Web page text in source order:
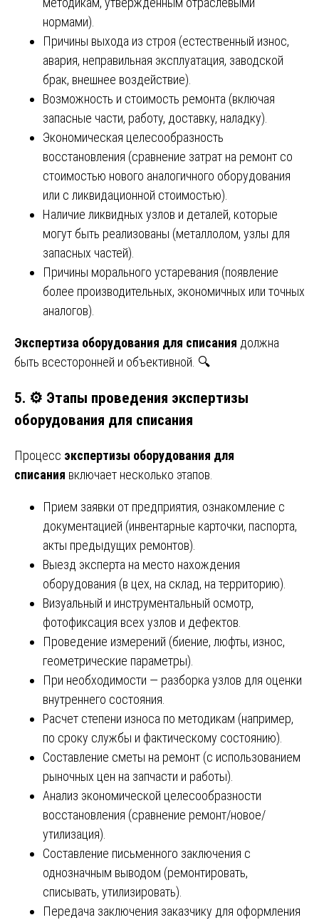
нормами).
Причины выхода из строя (естественный износ,
авария, неправильная эксплуатация, заводской
брак, внешнее воздействие).
Возможность и стоимость ремонта (включая
запасные части, работу, доставку, наладку).
Экономическая целесообразность
восстановления (сравнение затрат на ремонт со
стоимостью нового аналогичного оборудования
или с ликвидационной стоимостью).
Наличие ликвидных узлов и деталей, которые
могут быть реализованы (металлолом, узлы для
запасных частей).
Причины морального устаревания (появление
более производительных, экономичных или точных
аналогов).
Экспертиза оборудования для списания должна
быть всесторонней и объективной. 🔍
5. ⚙️ Этапы проведения экспертизы
оборудования для списания
Процесс экспертизы оборудования для
списания включает несколько этапов.
Прием заявки от предприятия, ознакомление с
документацией (инвентарные карточки, паспорта,
акты предыдущих ремонтов).
Выезд эксперта на место нахождения
оборудования (в цех, на склад, на территорию).
Визуальный и инструментальный осмотр,
фотофиксация всех узлов и дефектов.
Проведение измерений (биение, люфты, износ,
геометрические параметры).
При необходимости — разборка узлов для оценки
внутреннего состояния.
Расчет степени износа по методикам (например,
по сроку службы и фактическому состоянию).
Составление сметы на ремонт (с использованием
рыночных цен на запчасти и работы).
Анализ экономической целесообразности
восстановления (сравнение ремонт/новое/
утилизация).
Составление письменного заключения с
однозначным выводом (ремонтировать,
списывать, утилизировать).
Передача заключения заказчику для оформления